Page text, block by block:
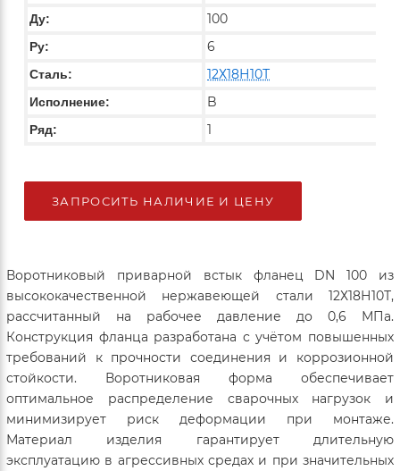
Ду: 100
Ру: 6
Сталь: 12Х18Н10Т
Исполнение: B
Ряд: 1
ЗАПРОСИТЬ НАЛИЧИЕ И ЦЕНУ
Воротниковый приварной встык фланец DN 100 из
высококачественной нержавеющей стали 12Х18Н10Т,
рассчитанный на рабочее давление до 0,6 МПа.
Конструкция фланца разработана с учётом повышенных
требований к прочности соединения и коррозионной
стойкости. Воротниковая форма обеспечивает
оптимальное распределение сварочных нагрузок и
минимизирует риск деформации при монтаже.
Материал изделия гарантирует длительную
эксплуатацию в агрессивных средах и при значительных